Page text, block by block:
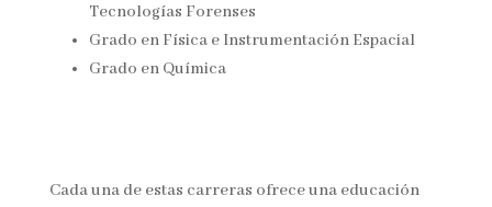
Tecnologías Forenses
Grado en Física e Instrumentación Espacial
Grado en Química
Cada una de estas carreras ofrece una educación